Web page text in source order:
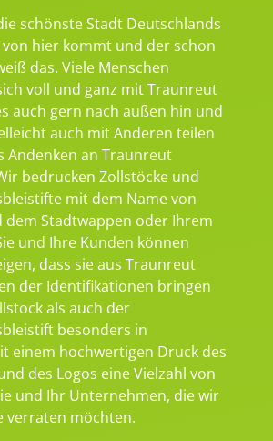
schönste Stadt Deutschlands
hier kommt und der schon
das. Viele Menschen
voll und ganz mit Traunreut
auch gern nach außen hin und
auch mit Anderen teilen
Andenken an Traunreut
bedrucken Zollstöcke und
mit dem Name von
Stadtwappen oder Ihrem
und Ihre Kunden können
dass sie aus Traunreut
der Identifikationen bringen
als auch der
besonders in
einem hochwertigen Druck des
des Logos eine Vielzahl von
und Ihr Unternehmen, die wir
verraten möchten.